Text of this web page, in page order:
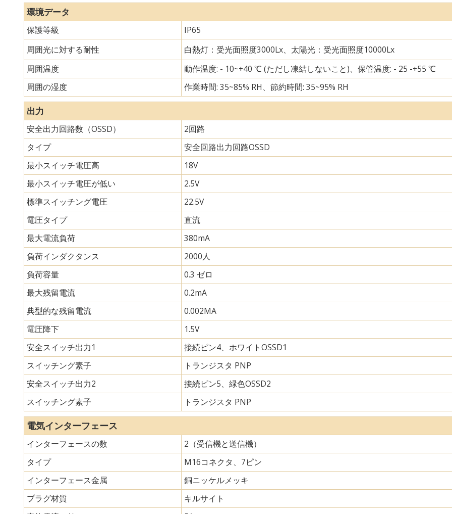
環境データ
保護等級
IP65
周囲光に対する耐性
白熱灯：受光面照度3000Lx、太陽光：受光面照度10000Lx
周囲温度
動作温度: - 10~+40 ℃ (ただし凍結しないこと)、保管温度: - 25 -+55 ℃
周囲の湿度
作業時間: 35~85% RH、節約時間: 35~95% RH
出力
安全出力回路数（OSSD）
2回路
タイプ
安全回路出力回路OSSD
最小スイッチ電圧高
18V
最小スイッチ電圧が低い
2.5V
標準スイッチング電圧
22.5V
電圧タイプ
直流
最大電流負荷
380mA
負荷インダクタンス
2000人
負荷容量
0.3 ゼロ
最大残留電流
0.2mA
典型的な残留電流
0.002MA
電圧降下
1.5V
安全スイッチ出力1
接続ピン4、ホワイトOSSD1
スイッチング素子
トランジスタ PNP
安全スイッチ出力2
接続ピン5、緑色OSSD2
スイッチング素子
トランジスタ PNP
電気インターフェース
インターフェースの数
2（受信機と送信機）
タイプ
M16コネクタ、7ピン
インターフェース金属
銅ニッケルメッキ
プラグ材質
キルサイト